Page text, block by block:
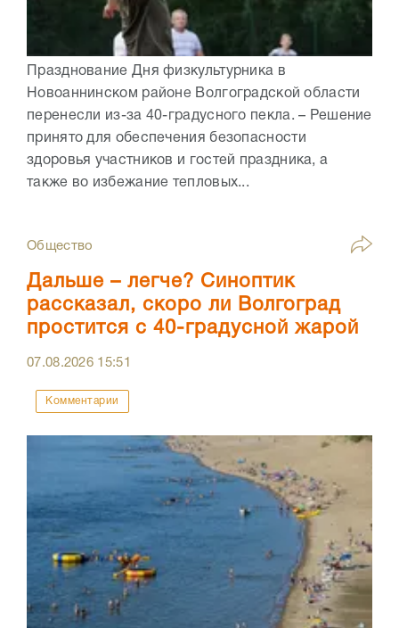
Празднование Дня физкультурника в
Новоаннинском районе Волгоградской области
перенесли из-за 40-градусного пекла. – Решение
принято для обеспечения безопасности
здоровья участников и гостей праздника, а
также во избежание тепловых...
Общество
Дальше – легче? Синоптик
рассказал, скоро ли Волгоград
простится с 40-градусной жарой
07.08.2026 15:51
Комментарии